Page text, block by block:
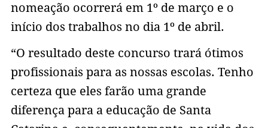
nomeação ocorrerá em 1º de março e o
início dos trabalhos no dia 1º de abril.
“O resultado deste concurso trará ótimos
profissionais para as nossas escolas. Tenho
certeza que eles farão uma grande
diferença para a educação de Santa